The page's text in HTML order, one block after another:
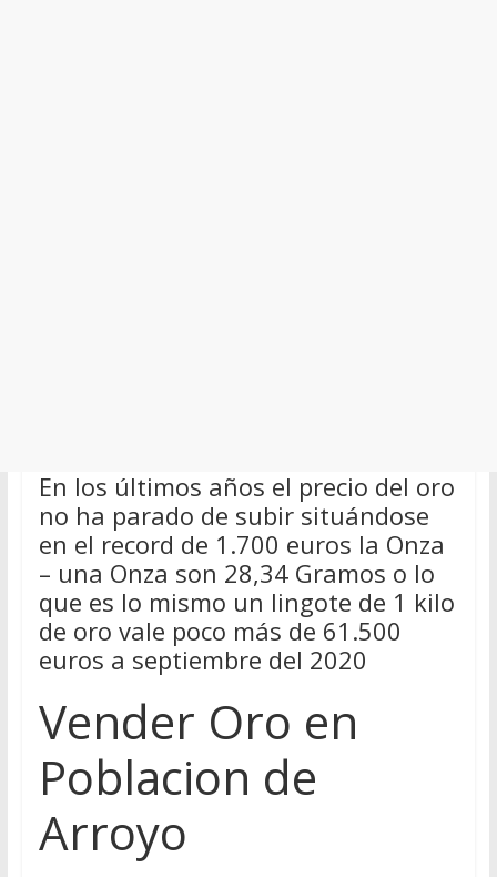
En los últimos años el precio del oro
no ha parado de subir situándose
en el record de 1.700 euros la Onza
– una Onza son 28,34 Gramos o lo
que es lo mismo un lingote de 1 kilo
de oro vale poco más de 61.500
euros a septiembre del 2020
Vender Oro en
Poblacion de
Arroyo